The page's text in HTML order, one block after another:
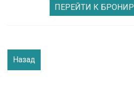
ПЕРЕЙТИ К
Назад